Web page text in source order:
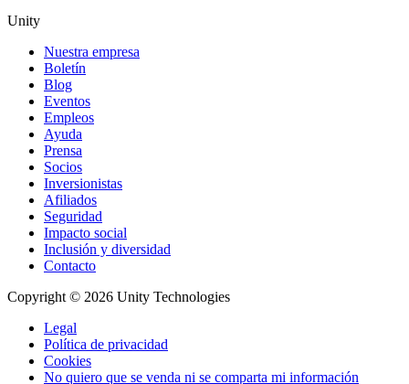
Unity
Nuestra empresa
Boletín
Blog
Eventos
Empleos
Ayuda
Prensa
Socios
Inversionistas
Afiliados
Seguridad
Impacto social
Inclusión y diversidad
Contacto
Copyright © 2026 Unity Technologies
Legal
Política de privacidad
Cookies
No quiero que se venda ni se comparta mi información